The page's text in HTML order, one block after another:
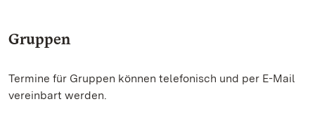
Gruppen
Termine für Gruppen können telefonisch und per E-Mail
vereinbart werden.